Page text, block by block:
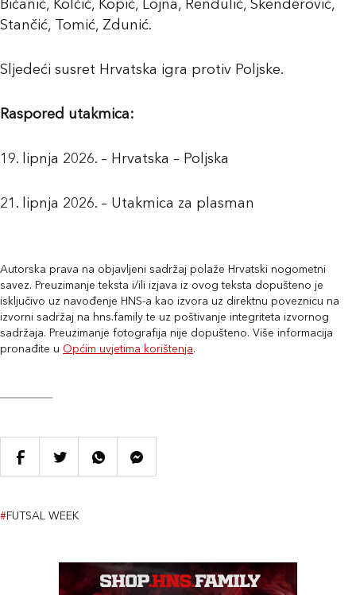
Bičanić, Kolčić, Kopić, Lojna, Rendulić, Skenderović,
Stančić, Tomić, Zdunić.
Sljedeći susret Hrvatska igra protiv Poljske.
Raspored utakmica:
19. lipnja 2026. – Hrvatska – Poljska
21. lipnja 2026. – Utakmica za plasman
Autorska prava na objavljeni sadržaj polaže Hrvatski nogometni
savez. Preuzimanje teksta i/ili izjava iz ovog teksta dopušteno je
isključivo uz navođenje HNS-a kao izvora uz direktnu poveznicu na
izvorni sadržaj na hns.family te uz poštivanje integriteta izvornog
sadržaja. Preuzimanje fotografija nije dopušteno. Više informacija
pronađite u Općim uvjetima korištenja.
#FUTSAL WEEK